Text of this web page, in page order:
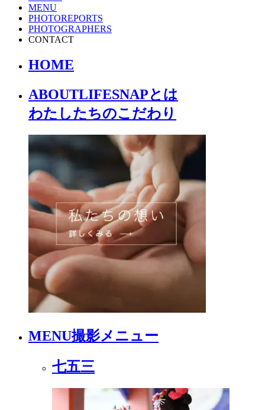
MENU
PHOTOREPORTS
PHOTOGRAPHERS
CONTACT
HOME
ABOUTLIFESNAPとは
わたしたちのこだわり
MENU撮影メニュー
七五三